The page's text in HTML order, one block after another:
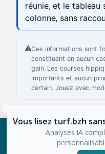
réunie, et le
colonne, sans
Ces informations sont
constituent en aucun
gain. Les courses
importants et aucun
certain. Jouez avec
Vous lisez turf.bzh
Analyses IA